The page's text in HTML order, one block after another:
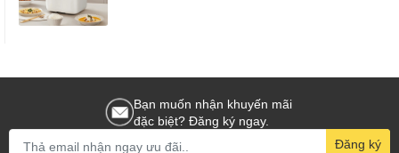
Bạn muốn nhận khuyến mãi
đặc biệt? Đăng ký ngay.
Đăng ký